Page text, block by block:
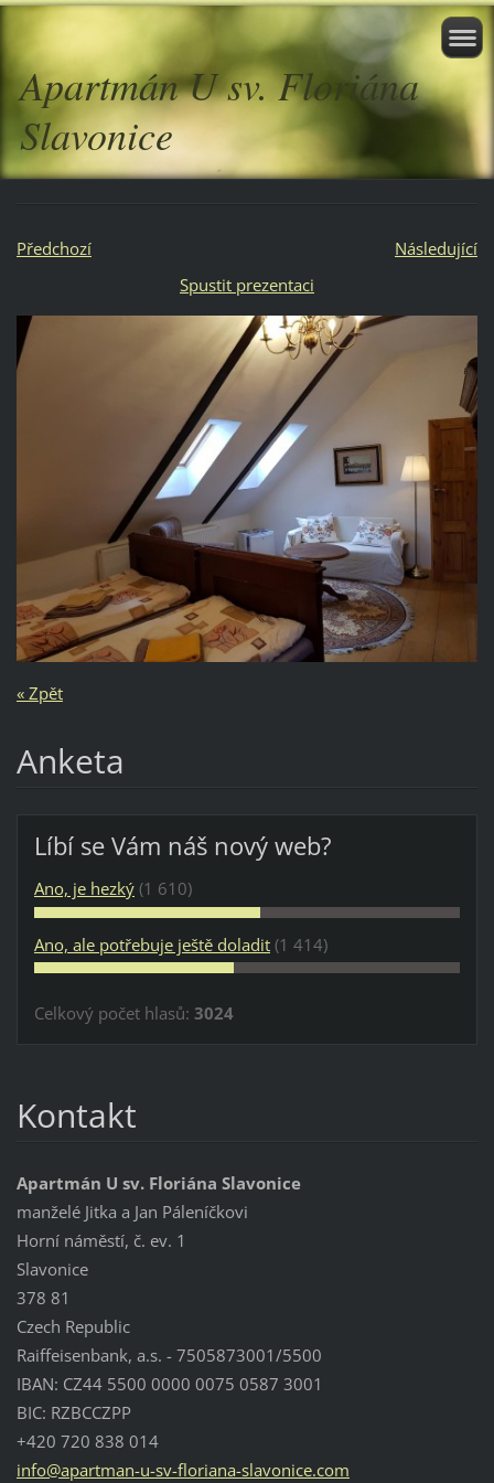
Apartmán U sv. Floriána
Slavonice
Předchozí
Následující
Spustit prezentaci
« Zpět
Anketa
Líbí se Vám náš nový web?
Ano, je hezký (1 610)
Ano, ale potřebuje ještě doladit (1 414)
Celkový počet hlasů: 3024
Kontakt
Apartmán U sv. Floriána Slavonice
manželé Jitka a Jan Páleníčkovi
Horní náměstí, č. ev. 1
Slavonice
378 81
Czech Republic
Raiffeisenbank, a.s. - 7505873001/5500
IBAN: CZ44 5500 0000 0075 0587 3001
BIC: RZBCCZPP
+420 720 838 014
info@apartman-u-sv-floriana-slavonice.com